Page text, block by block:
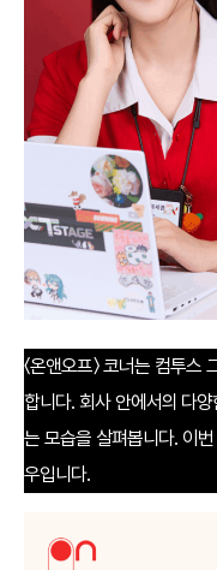
〈온앤오프〉 코너는 컴투
합니다. 회사 안에서의 다
는 모습을 살펴봅니다. 이
우입니다.